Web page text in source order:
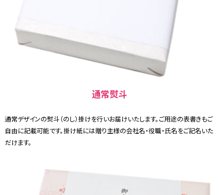
通常熨斗
通常デザインの熨斗（のし）掛けを行いお届けいたします。ご用途の表書きもご
自由に記載可能です。掛け紙には贈り主様の会社名・役職・氏名をご記名いた
だけます。